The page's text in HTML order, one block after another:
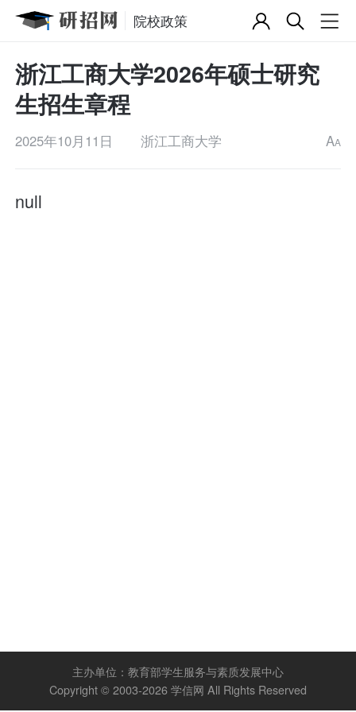
院校政策
浙江工商大学2026年硕士研究
生招生章程
2025年10月11日 浙江工商大学 AA
null
主办单位： 教育部学生服务与素质发展中心
Copyright © 2003-2026 学信网 All Rights Reserved